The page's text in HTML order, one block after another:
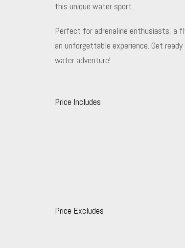
this unique water sport.
Perfect for adrenaline enthusiasts, a
an unforgettable experience. Get
water adventure!
Price Includes
Price Excludes